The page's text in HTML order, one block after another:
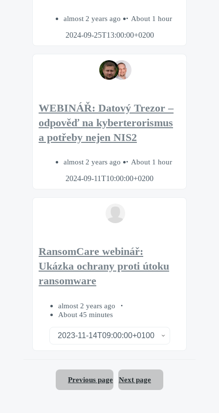
almost 2 years ago
About 1 hour
2024-09-25T13:00:00+0200
WEBINÁŘ: Datový Trezor –
odpověď na kyberterorismus
a potřeby nejen NIS2
almost 2 years ago
About 1 hour
2024-09-11T10:00:00+0200
RansomCare webinář:
Ukázka ochrany proti útoku
ransomware
almost 2 years ago
About 45 minutes
Previous page Next page